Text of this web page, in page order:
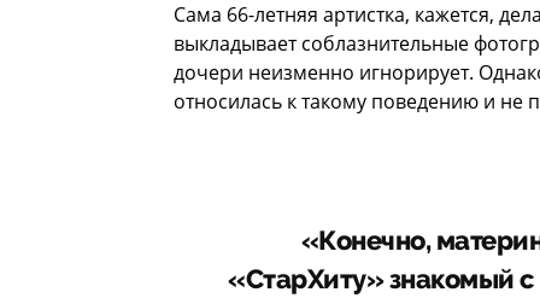
Сама 66-летняя артистка, кажется,
выкладывает соблазнительные
дочери неизменно игнорирует.
относилась к такому поведению и не
«Конечно,
«СтарХиту» знакомый